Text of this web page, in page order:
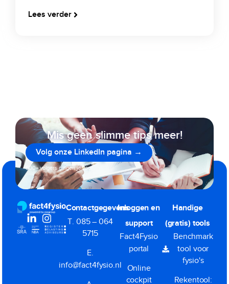
Lees verder
Mis geen slimme tips meer!
Volg onze LinkedIn pagina →
800+ volgers gingen je voor
Contactgegevens
T. 085 – 064
5715
E.
info@fact4fysio.nl
Inloggen en
support
Fact4Fysio
portal
Online
cockpit
Handige
(gratis) tools
Benchmark
tool voor
fysio's
Rekentool: